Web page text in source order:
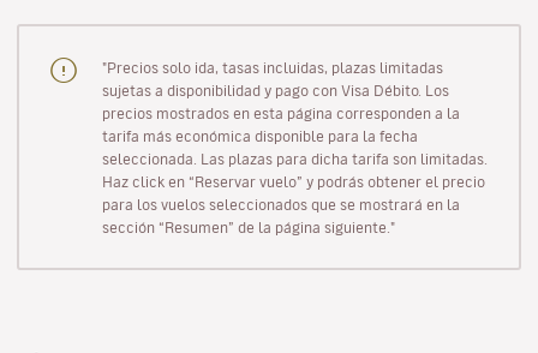
"Precios solo ida, tasas incluidas, plazas limitadas
sujetas a disponibilidad y pago con Visa Débito. Los
precios mostrados en esta página corresponden a la
tarifa más económica disponible para la fecha
seleccionada. Las plazas para dicha tarifa son limitadas.
Haz click en “Reservar vuelo” y podrás obtener el precio
para los vuelos seleccionados que se mostrará en la
sección “Resumen” de la página siguiente."